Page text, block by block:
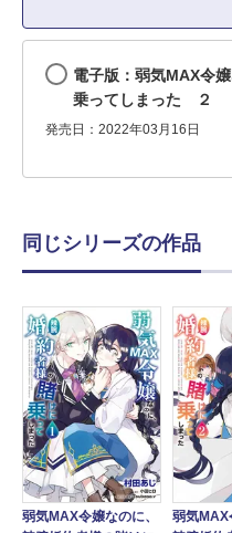
電子版：弱気MAX令
乗ってしまった ２
発売日：2022年03月16日
同じシリーズの作品
弱気MAX令嬢なのに、
弱気MAX